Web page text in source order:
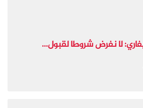
لا نفرض شروطا لقبول...